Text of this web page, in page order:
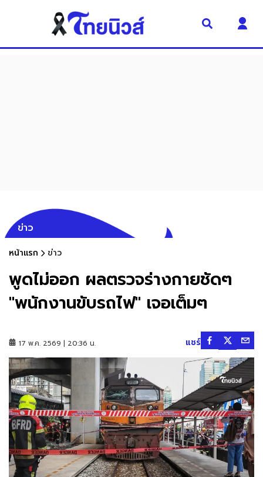
ข่าว
หน้าแรก ข่าว
พูดไม่ออก ผลตรวจร่างกายชัดๆ
"พนักงานขับรถไฟ" เจอเต็มๆ
17 พ.ค. 2569 | 20:36 น. แชร์